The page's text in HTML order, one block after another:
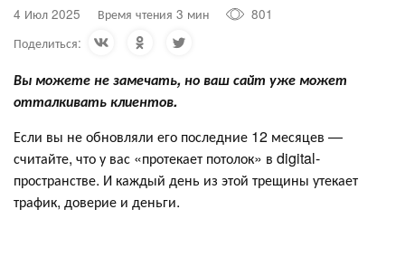
4 Июл 2025 Время чтения 3 мин
801
Поделиться:
Вы можете не замечать, но ваш сайт уже может
отталкивать клиентов.
Если вы не обновляли его последние 12 месяцев —
считайте, что у вас «протекает потолок» в digital-
пространстве. И каждый день из этой трещины утекает
трафик, доверие и деньги.